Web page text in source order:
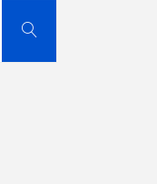
Buscar